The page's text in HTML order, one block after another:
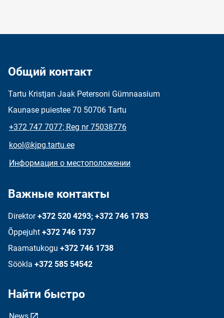
Общий контакт
Tartu Kristjan Jaak Petersoni Gümnaasium
Kaunase puiestee 70 50706 Tartu
+372 747 7077; Reg nr 75038776
kool@kjpg.tartu.ee
Информация о местоположении
Важные контакты
Direktor +372 520 4293; +372 746 1783
Õppejuht +372 746 1737
Raamatukogu +372 746 1738
Söökla +372 585 54542
Найти быстро